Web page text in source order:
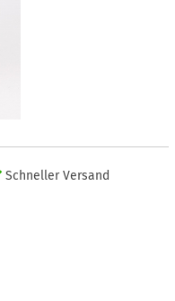
Schneller Versand